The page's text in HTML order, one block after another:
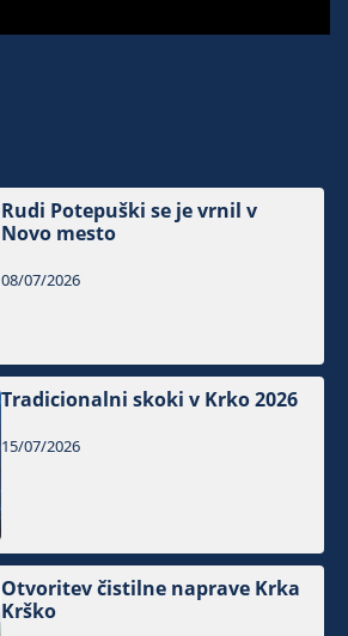
Rudi Potepuški se je vrnil v
Novo mesto
08/07/2026
Tradicionalni skoki v Krko 2026
15/07/2026
Otvoritev čistilne naprave Krka
Krško